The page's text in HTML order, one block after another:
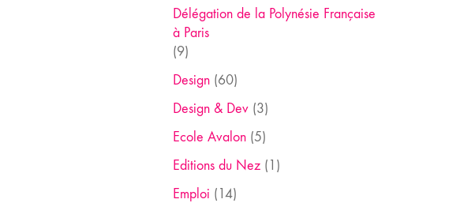
Délégation de la Polynésie Française
à Paris
(9)
Design(60)
Design & Dev(3)
Ecole Avalon(5)
Editions du Nez(1)
Emploi (14)